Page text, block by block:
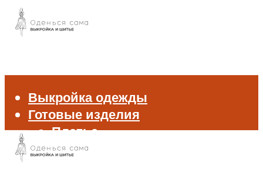
Выкройка одежды
Готовые изделия
Платье
Брюки